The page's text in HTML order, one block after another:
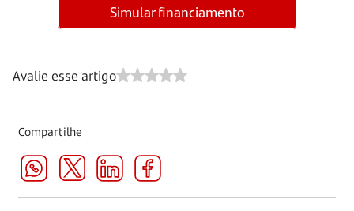
Simular financiamento
Avalie esse artigo
Compartilhe